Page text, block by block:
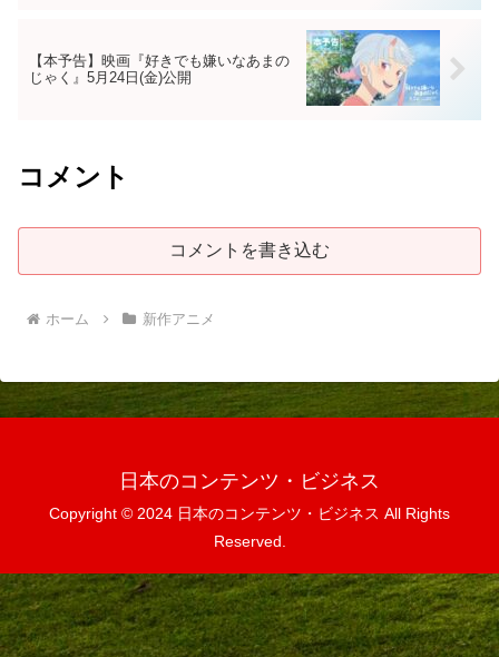
【本予告】映画『好きでも嫌いなあまの
じゃく』5月24日(金)公開
コメント
コメントを書き込む
ホーム 新作アニメ
日本のコンテンツ・ビジネス
Copyright © 2024 日本のコンテンツ・ビジネス All Rights
Reserved.